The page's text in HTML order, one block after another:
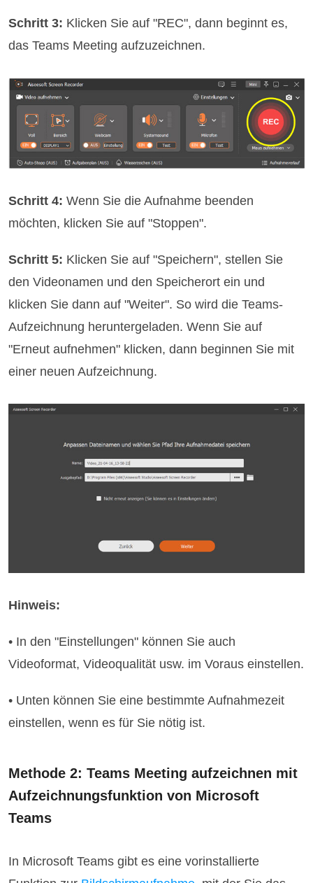
Schritt 3: Klicken Sie auf "REC", dann beginnt es,
das Teams Meeting aufzuzeichnen.
Schritt 4: Wenn Sie die Aufnahme beenden
möchten, klicken Sie auf "Stoppen".
Schritt 5: Klicken Sie auf "Speichern", stellen Sie
den Videonamen und den Speicherort ein und
klicken Sie dann auf "Weiter". So wird die Teams-
Aufzeichnung heruntergeladen. Wenn Sie auf
"Erneut aufnehmen" klicken, dann beginnen Sie mit
einer neuen Aufzeichnung.
Hinweis:
• In den "Einstellungen" können Sie auch
Videoformat, Videoqualität usw. im Voraus einstellen.
• Unten können Sie eine bestimmte Aufnahmezeit
einstellen, wenn es für Sie nötig ist.
Methode 2: Teams Meeting aufzeichnen mit
Aufzeichnungsfunktion von Microsoft
Teams
In Microsoft Teams gibt es eine vorinstallierte